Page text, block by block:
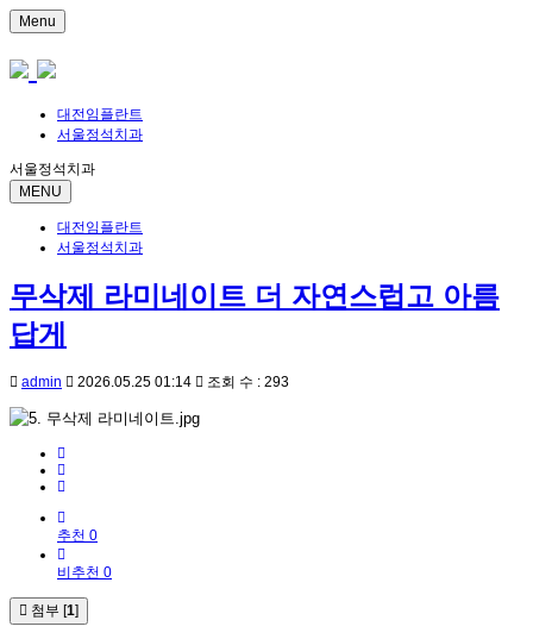
Menu
대전임플란트
서울정석치과
서울정석치과
MENU
대전임플란트
서울정석치과
무삭제 라미네이트 더 자연스럽고 아름
답게
admin 2026.05.25 01:14 조회 수 : 293
추천 0
비추천 0
첨부 [1]